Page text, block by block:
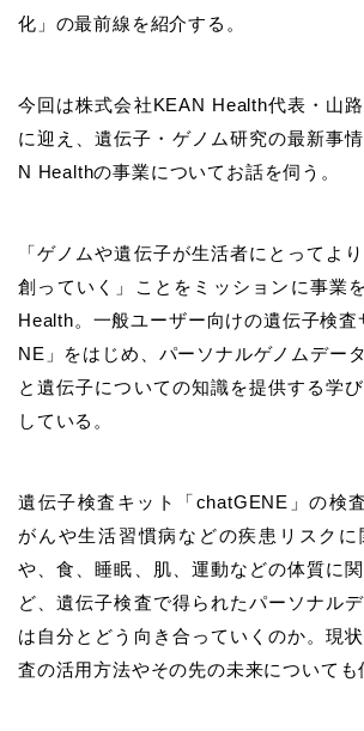
化」の最前線を紹介する。
今回は株式会社KEAN Health代表・山
に迎え、遺伝子・ゲノム研究の最新事
N Healthの事業についてお話を伺う。
「ゲノムや遺伝子が生活者にとってよ
創っていく」ことをミッションに事業
Health。一般ユーザー向けの遺伝子検
NE」をはじめ、パーソナルゲノムデー
と遺伝子についての知識を提供する学
している。
遺伝子検査キット「chatGENE」の検
がんや生活習慣病などの疾患リスクに
や、食、睡眠、肌、運動などの体質に
ど、遺伝子検査で得られたパーソナル
は自分とどう向き合っていくのか。現
査の活用方法やその先の未来についても